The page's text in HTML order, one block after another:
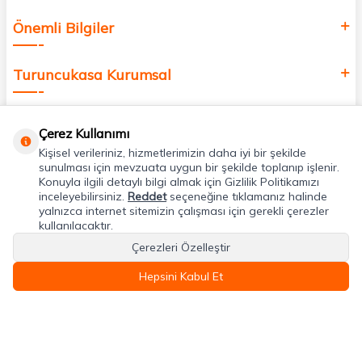
Önemli Bilgiler
Turuncukasa Kurumsal
Uygulamalarımız
Adres & İletişim
Çerez Kullanımı
Kişisel verileriniz, hizmetlerimizin daha iyi bir şekilde
sunulması için mevzuata uygun bir şekilde toplanıp işlenir.
Konuyla ilgili detaylı bilgi almak için Gizlilik Politikamızı
inceleyebilirsiniz. Reddetseçeneğine tıklamanız halinde
yalnızca internet sitemizin çalışması için gerekli çerezler
kullanılacaktır.
Çerezleri Özelleştir
Hepsini Kabul Et